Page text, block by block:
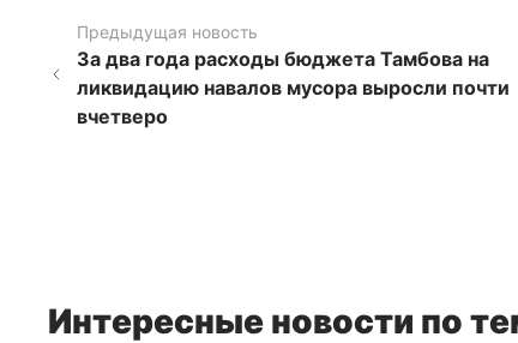
Предыдущая новость
За два года расходы бюджета Тамбова на
ликвидацию навалов мусора выросли почти
вчетверо
Интересные новости по